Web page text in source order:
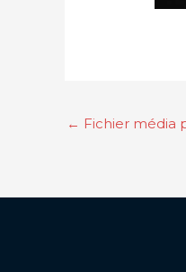
← Fichier média